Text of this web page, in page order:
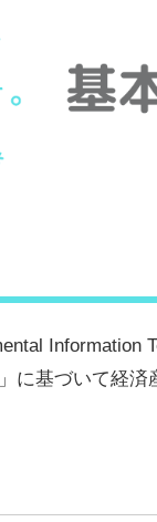
Information
に基づいて経